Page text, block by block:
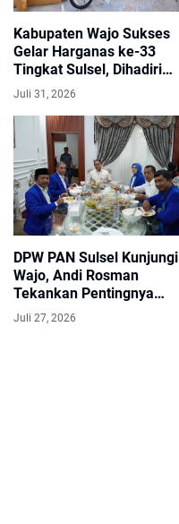
Kabupaten Wajo Sukses
Gelar Harganas ke-33
Tingkat Sulsel, Dihadiri
Ribuan Peserta
Juli 31, 2026
DPW PAN Sulsel Kunjungi
Wajo, Andi Rosman
Tekankan Pentingnya
Sinergi Pembangunan
Juli 27, 2026